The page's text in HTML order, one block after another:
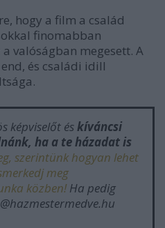
hogy a film a család
finomabban
valóságban megesett. A
és családi idill
képviselőt éskíváncsi
ha a te házadat is
szerintünk hogyan lehet
meg
közben!Ha pedig